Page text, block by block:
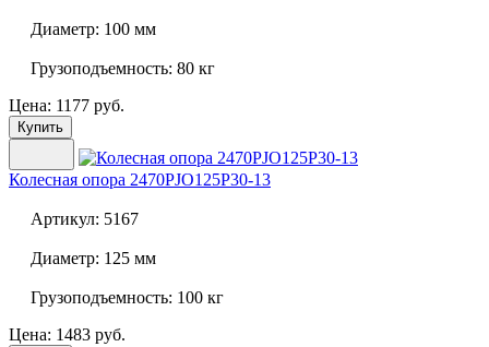
Диаметр: 100 мм
Грузоподъемность: 80 кг
Цена: 1177 руб.
Купить
Колесная опора 2470PJO125P30-13
Артикул: 5167
Диаметр: 125 мм
Грузоподъемность: 100 кг
Цена: 1483 руб.